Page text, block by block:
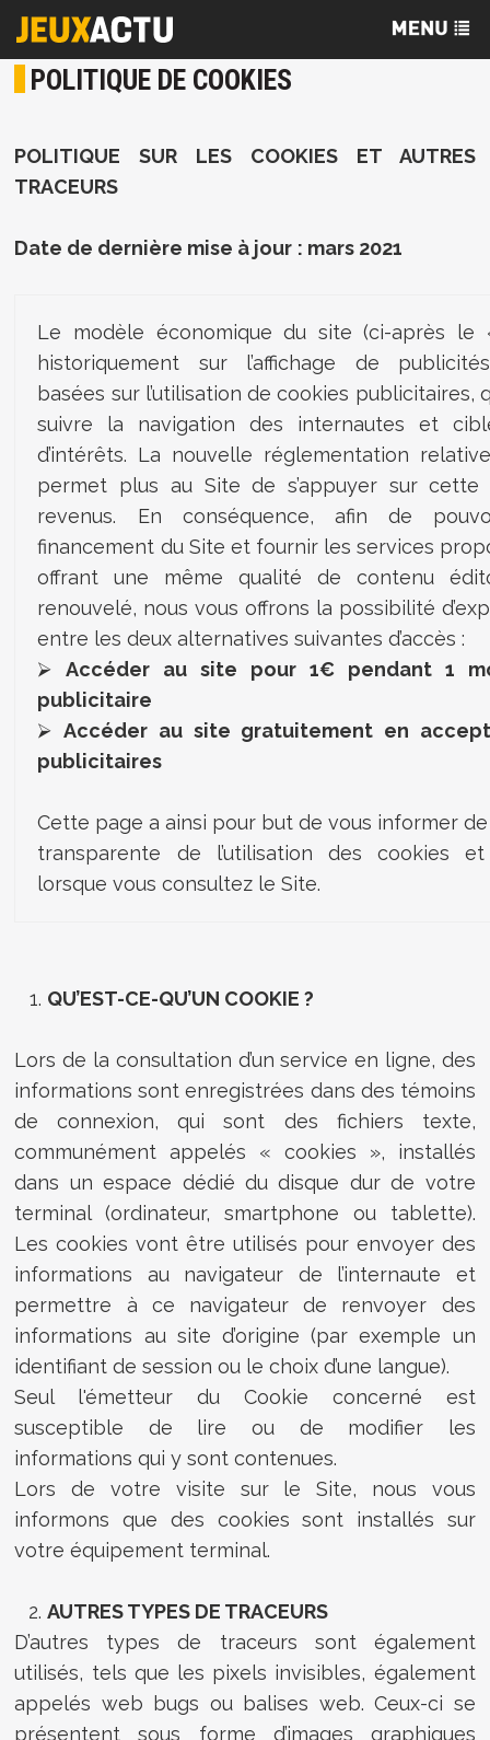
POLITIQUE DE COOKIES
POLITIQUE SUR LES COOKIES ET AUTRES
TRACEURS
Date de dernière mise à jour : mars 2021
Le modèle économique du site (ci-après le
historiquement sur l’affichage de
basées sur l’utilisation de cookies
suivre la navigation des internautes et
d’intérêts. La nouvelle réglementation
permet plus au Site de s’appuyer sur cette
revenus. En conséquence, afin de
financement du Site et fournir les services
offrant une même qualité de contenu
renouvelé, nous vous offrons la possibilité
entre les deux alternatives suivantes d’accès :
⮚Accéder au site pour1€ pendant 1
publicitaire
⮚Accéder au site gratuitement en
publicitaires
Cette page a ainsi pour but de vous informer
transparente de l’utilisation des cookies
lorsque vous consultez le Site.
QU’EST-CE-QU’UN COOKIE ?
Lors de la consultation d’un service en ligne, des
informations sont enregistrées dans des témoins
de connexion, qui sont des fichiers texte,
communément appelés « cookies », installés
dans un espace dédié du disque dur de votre
terminal (ordinateur, smartphone ou tablette).
Les cookies vont être utilisés pour envoyer des
informations au navigateur de l’internaute et
permettre à ce navigateur de renvoyer des
informations au site d’origine (par exemple un
identifiant de session ou le choix d’une langue).
Seul l'émetteur du Cookie concerné est
susceptible de lire ou de modifier les
informations qui y sont contenues.
Lors de votre visite sur le Site, nous vous
informons que des cookies sont installés sur
votre équipement terminal.
AUTRES TYPES DE TRACEURS
D’autres types de traceurs sont également
utilisés, tels que les pixels invisibles, également
appelés web bugs ou balises web. Ceux-ci se
présentent sous forme d’images graphiques